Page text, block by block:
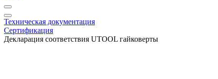
Техническая документация
Сертификация
Декларация соответствия UTOOL гайковерты